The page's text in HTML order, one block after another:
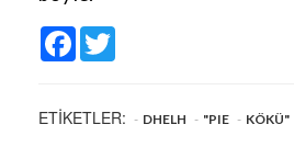
Facebook
ETİKETLER: DHELH "PIE KÖKÜ"